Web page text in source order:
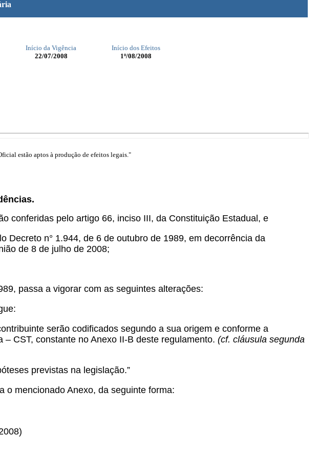
Início da Vigência
Início dos Efeitos
22/07/2008 1º/08/2008
estão aptos à produção de efeitos legais."
conferidas pelo artigo 66, inciso III, da Constituição Estadual, e
Decreto n° 1.944, de 6 de outubro de 1989, em decorrência da
de 8 de julho de 2008;
passa a vigorar com as seguintes alterações:
serão codificados segundo a sua origem e conforme a
CST, constante no Anexo II-B deste regulamento. (cf. cláusula segunda
previstas na legislação.”
o mencionado Anexo, da seguinte forma: